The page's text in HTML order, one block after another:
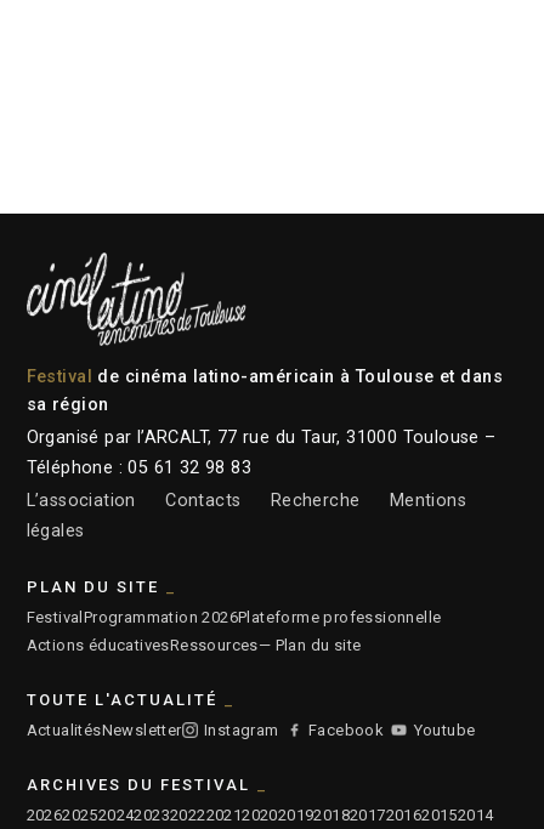
Festival
de cinéma latino-américain à Toulouse et dans
sa région
Organisé par l’ARCALT, 77 rue du Taur, 31000 Toulouse –
Téléphone : 05 61 32 98 83
L’association
Contacts Recherche
Mentions
légales
PLAN DU SITE
Festival Programmation 2026Plateforme professionnelle
Actions éducativesRessources— Plan du site
TOUTE L'ACTUALITÉ
ActualitésNewsletter Instagram Facebook Youtube
ARCHIVES DU FESTIVAL
2026202520242023202220212020201920182017201620152014